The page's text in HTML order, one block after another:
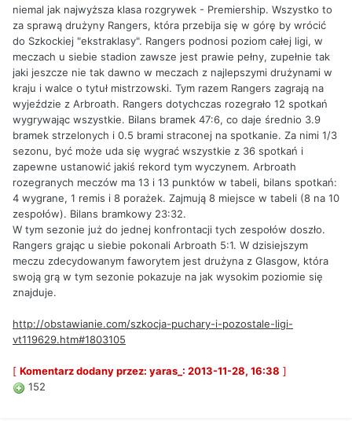
niemal jak najwyższa klasa rozgrywek - Premiership. Wszystko to
za sprawą drużyny Rangers, która przebija się w górę by wrócić
do Szkockiej "ekstraklasy". Rangers podnosi poziom całej ligi, w
meczach u siebie stadion zawsze jest prawie pełny, zupełnie tak
jaki jeszcze nie tak dawno w meczach z najlepszymi drużynami w
kraju i walce o tytuł mistrzowski. Tym razem Rangers zagrają na
wyjeździe z Arbroath. Rangers dotychczas rozegrało 12 spotkań
wygrywając wszystkie. Bilans bramek 47:6, co daje średnio 3.9
bramek strzelonych i 0.5 brami straconej na spotkanie. Za nimi 1/3
sezonu, być może uda się wygrać wszystkie z 36 spotkań i
zapewne ustanowić jakiś rekord tym wyczynem. Arbroath
rozegranych meczów ma 13 i 13 punktów w tabeli, bilans spotkań:
4 wygrane, 1 remis i 8 porażek. Zajmują 8 miejsce w tabeli (8 na 10
zespołów). Bilans bramkowy 23:32.
W tym sezonie już do jednej konfrontacji tych zespołów doszło.
Rangers grając u siebie pokonali Arbroath 5:1. W dzisiejszym
meczu zdecydowanym faworytem jest drużyna z Glasgow, która
swoją grą w tym sezonie pokazuje na jak wysokim poziomie się
znajduje.
http://obstawianie.com/szkocja-puchary-i-pozostale-ligi-
vt119629.htm#1803105
[ Komentarz dodany przez: yaras_: 2013-11-28, 16:38 ]
152